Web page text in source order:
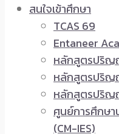
สนใจเข้าศึกษา
TCAS 69
Entaneer
หลักสูตรปริญ
หลักสูตรปริญ
หลักสูตรปริญ
ศูนย์การศึกษา
(CM-IES)